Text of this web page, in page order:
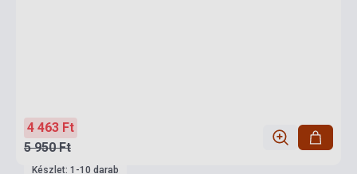
4 463 Ft
5 950 Ft
Készlet: 1-10 darab